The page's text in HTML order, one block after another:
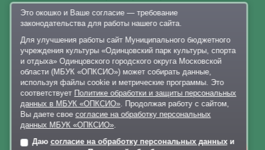
Раздевалки
Контакты
+7 926 341-20-63 ,
+7 926 341-20-82
delo@lazytina-park.ru
Политика обработки персональных данных
Онлайн-
Это окошко и Ваше согласие — требование
законодательства для работы нашего сайта.
Для улучшения работы сайт Муниципального бюджетного
учреждения культуры «Одинцовский парк культуры, спорта
и отдыха» Одинцовского городского округа Московской
области (МБУК «ОПКСИО») может собирать данные,
используя файлы cookie и метрические программы. Это
соответствует Политике обработки и защиты персональных
данных в МБУК «ОПКСИО». Продолжая работу с сайтом,
Вы даете своесогласие на обработку персональных
данных МБУК «ОПКСИО».
Даю согласие на обработку персональных данныхи